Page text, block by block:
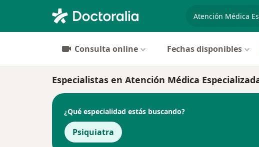
especialidad,
Consulta online Fechas disponibles
Especialistas en Atención Médica
¿Qué especialidad estás buscando?
Psiquiatra